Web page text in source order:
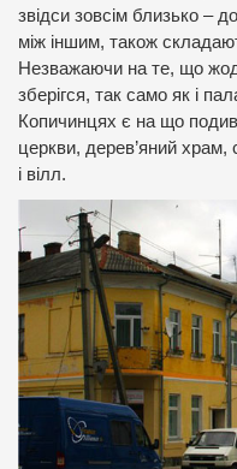
звідси зовсім близько –
між іншим, також
Незважаючи на те, що
зберігся, так само як і
Копичинцях є на що
церкви, дерев’яний храм,
і вілл.